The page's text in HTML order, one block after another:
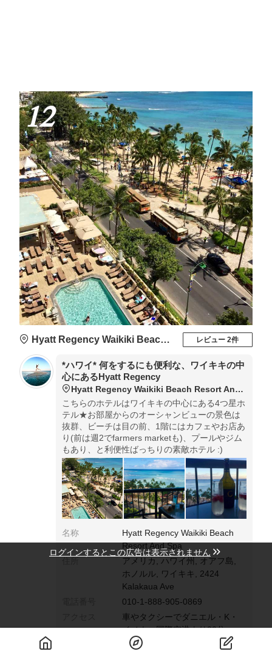
12
Hyatt Regency Waikiki Beach Resort And Spa レビュー 2件
*ハワイ* 何をするにも便利な、ワイキキの中
心にあるHyatt Regency
Hyatt Regency Waikiki Beach Resort And Spa
こちらのホテルはワイキキの中心にある4つ星ホ
テル★お部屋からのオーシャンビューの景色は
抜群、ビーチは目の前、1階にはカフェやお店あ
り(前は週2でfarmers marketも)、プールやジム
もあり、と利便性ばっちりの素敵ホテル :)
名称
Hyatt Regency Waikiki Beach
Resort And Spa
アメリカ, ハワイ州, オアフ島,
ホノルル, ワイキキ, 2424
Kalakaua Ave
010-1-888-905-0869
車やタクシーでダニエル・K・
イノウエ国際空港より20分.
ログインするとこの広告は表示されません